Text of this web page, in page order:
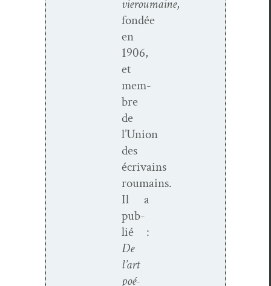
vieroumaine,
fondée
en
1906,
et
mem­
bre
de
l’Union
des
écrivains
roumains.
Il a
pub­
lié :
De
l’art
poé­